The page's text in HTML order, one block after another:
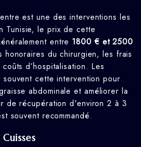
est une des interventions les
Tunisie, le prix de cette
entre 1800 € et 2500
honoraires du chirurgien, les frais
d’hospitalisation. Les
souvent cette intervention pour
abdominale et améliorer la
de récupération d'environ 2 à 3
souvent recommandé.